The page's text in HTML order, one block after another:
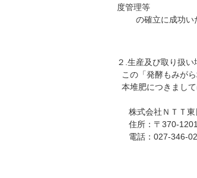
度管理等
の確立に成功いた
２.生産及び取り扱い
この「発酵もみが
本堆肥につきまし
株式会社ＮＴＴ東
住所：〒370-
電話：027-346-